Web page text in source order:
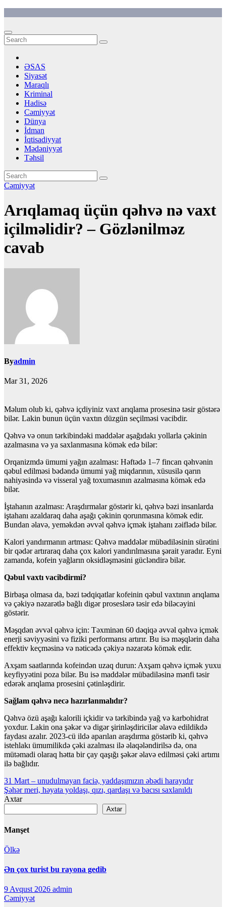
content
ƏSAS
Siyasət
Maraqlı
Kriminal
Hadisə
Cəmiyyət
Dünya
İdman
İqtisadiyyat
Mədəniyyət
Təhsil
Cəmiyyət
Arıqlamaq üçün qəhvə nə vaxt
içilməlidir? – Gözlənilməz
cavab
Byadmin
Mar 31, 2026
Məlum olub ki, qəhvə içdiyiniz vaxt arıqlama prosesinə təsir göstərə
bilər. Lakin bunun üçün vaxtın düzgün seçilməsi vacibdir.
Qəhvə və onun tərkibindəki maddələr aşağıdakı yollarla çəkinin
azalmasına və ya saxlanmasına kömək edə bilər:
Orqanizmdə ümumi yağın azalması: Həftədə 1–7 fincan qəhvənin
qəbul edilməsi bədəndə ümumi yağ miqdarının, xüsusilə qarın
nahiyəsində və visseral yağ toxumasının azalmasına kömək edə
bilər.
İştahanın azalması: Araşdırmalar göstərir ki, qəhvə bəzi insanlarda
iştahanı azaldaraq daha aşağı çəkinin qorunmasına kömək edir.
Bundan əlavə, yeməkdən əvvəl qəhvə içmək iştahanı zəiflədə bilər.
Kalori yandırmanın artması: Qəhvə maddələr mübadiləsinin sürətini
bir qədər artıraraq daha çox kalori yandırılmasına şərait yaradır. Eyni
zamanda, kofein yağların oksidləşməsini gücləndirə bilər.
Qəbul vaxtı vacibdirmi?
Birbaşa olmasa da, bəzi tədqiqatlar kofeinin qəbul vaxtının arıqlama
və çəkiyə nəzarətlə bağlı digər proseslərə təsir edə biləcəyini
göstərir.
Məşqdən əvvəl qəhvə için: Təxminən 60 dəqiqə əvvəl qəhvə içmək
enerji səviyyəsini və fiziki performansı artırır. Bu isə məşqlərin daha
effektiv keçməsinə və nəticədə çəkiyə nəzarətə kömək edir.
Axşam saatlarında kofeindən uzaq durun: Axşam qəhvə içmək yuxu
keyfiyyətini poza bilər. Bu isə maddələr mübadiləsinə mənfi təsir
edərək arıqlama prosesini çətinləşdirir.
Sağlam qəhvə necə hazırlanmalıdır?
Qəhvə özü aşağı kalorili içkidir və tərkibində yağ və karbohidrat
yoxdur. Lakin ona şəkər və digər şirinləşdiricilər əlavə edildikdə
faydası azalır. 2023-cü ildə aparılan araşdırma göstərib ki, qəhvə
istehlakı ümumilikdə çəki azalması ilə əlaqələndirilsə də, ona
mütəmadi olaraq hətta bir çay qaşığı şəkər əlavə edilməsi çəki artımı
ilə bağlıdır.
Yazı
naviqasiyası
31 Mart – unudulmayan faciə, yaddaşımızın əbədi harayıdır
Şəhər meri, həyata yoldaşı, qızı, qardaşı və bacısı saxlanıldı
Axtar
Axtar
Manşet
Ölkə
Ən çox turist bu rayona gedib
9 Avqust 2026 admin
Cəmiyyət